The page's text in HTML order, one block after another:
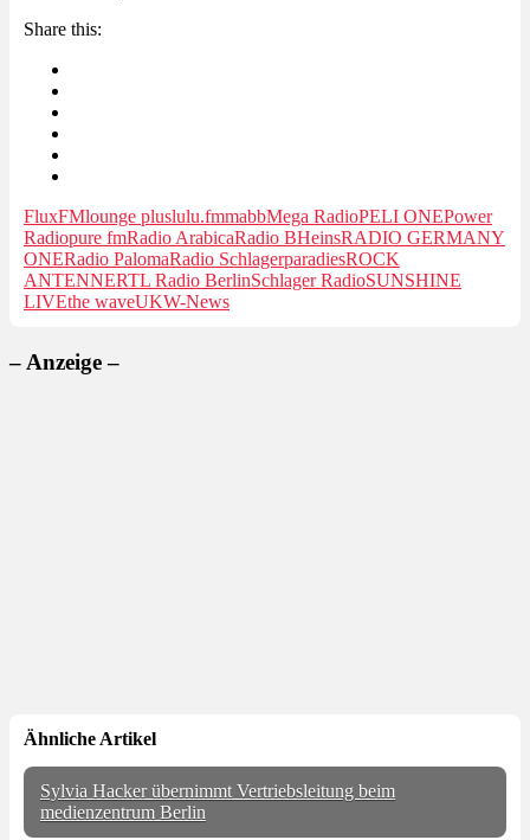
Share this:
FluxFMlounge pluslulu.fmmabbMega RadioPELI ONEPower
Radiopure fmRadio ArabicaRadio BHeinsRADIO GERMANY
ONERadio PalomaRadio SchlagerparadiesROCK
ANTENNERTL Radio BerlinSchlager RadioSUNSHINE
LIVEthe waveUKW-News
– Anzeige –
Ähnliche Artikel
Sylvia Hacker übernimmt Vertriebsleitung beim
medienzentrum Berlin